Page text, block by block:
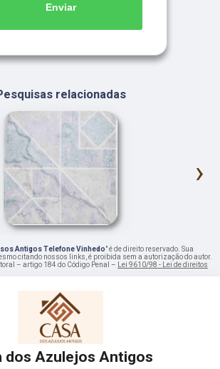
Enviar
relacionadas
›
Antigos Telefone Vinhedo" é de direito reservado. Sua
citando nossos links, é proibida sem a autorização do autor.
– artigo 184 do Código Penal –
Lei 9610/98 - Lei de direitos
dos Azulejos Antigos